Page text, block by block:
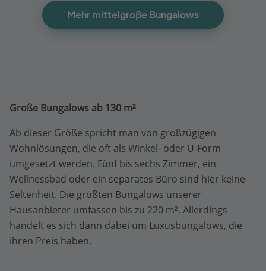
Mehr mittelgroße Bungalows
Große Bungalows ab 130 m²
Ab dieser Größe spricht man von großzügigen
Wohnlösungen, die oft als Winkel- oder U-Form
umgesetzt werden. Fünf bis sechs Zimmer, ein
Wellnessbad oder ein separates Büro sind hier keine
Seltenheit. Die größten Bungalows unserer
Hausanbieter umfassen bis zu 220 m². Allerdings
handelt es sich dann dabei um Luxusbungalows, die
ihren Preis haben.